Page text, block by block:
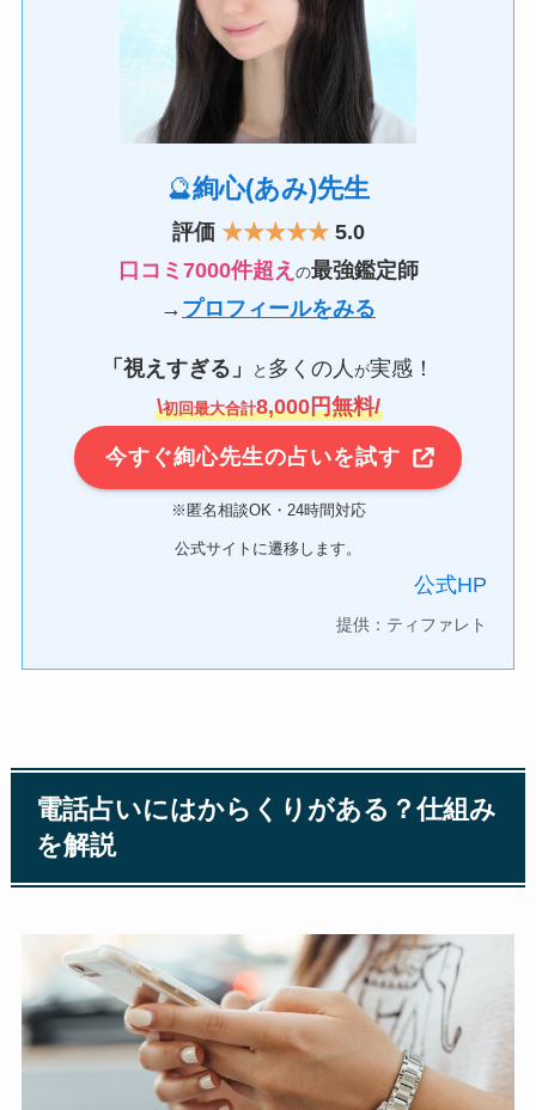
🔮絢心(あみ)先生
評価 ★★★★★5.0
口コミ7000件超え の最強鑑定師
→ プロフィールをみる
「視えすぎる」 と 多くの人 が実感！
\初回最大合計8,000円無料/
今すぐ絢心先生の占いを試す
※匿名相談OK・24時間対応
公式サイトに遷移します。
公式HP
提供：ティファレト
電話占いにはからくりがある？仕組み
を解説